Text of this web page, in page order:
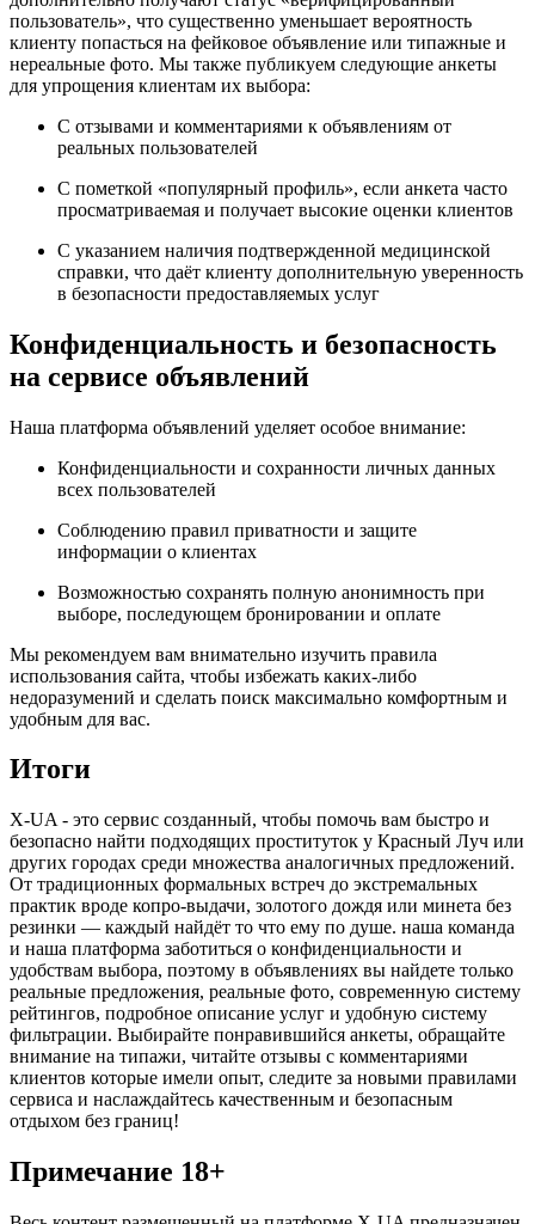
пользователь», что существенно уменьшает вероятность
клиенту попасться на фейковое объявление или типажные и
нереальные фото. Мы также публикуем следующие анкеты
для упрощения клиентам их выбора:
С отзывами и комментариями к объявлениям от
реальных пользователей
С пометкой «популярный профиль», если анкета часто
просматриваемая и получает высокие оценки клиентов
С указанием наличия подтвержденной медицинской
справки, что даёт клиенту дополнительную уверенность
в безопасности предоставляемых услуг
Конфиденциальность и безопасность
на сервисе объявлений
Наша платформа объявлений уделяет особое внимание:
Конфиденциальности и сохранности личных данных
всех пользователей
Соблюдению правил приватности и защите
информации о клиентах
Возможностью сохранять полную анонимность при
выборе, последующем бронировании и оплате
Мы рекомендуем вам внимательно изучить правила
использования сайта, чтобы избежать каких-либо
недоразумений и сделать поиск максимально комфортным и
удобным для вас.
Итоги
X-UA - это сервис созданный, чтобы помочь вам быстро и
безопасно найти подходящих проституток у Красный Луч или
других городах среди множества аналогичных предложений.
От традиционных формальных встреч до экстремальных
практик вроде копро-выдачи, золотого дождя или минета без
резинки — каждый найдёт то что ему по душе. наша команда
и наша платформа заботиться о конфиденциальности и
удобствам выбора, поэтому в объявлениях вы найдете только
реальные предложения, реальные фото, современную систему
рейтингов, подробное описание услуг и удобную систему
фильтрации. Выбирайте понравившийся анкеты, обращайте
внимание на типажи, читайте отзывы с комментариями
клиентов которые имели опыт, следите за новыми правилами
сервиса и наслаждайтесь качественным и безопасным
отдыхом без границ!
Примечание 18+